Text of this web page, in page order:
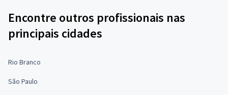
Encontre outros profissionais nas
principais cidades
Rio Branco
São Paulo